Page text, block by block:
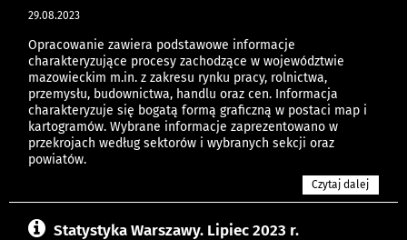
29.08.2023
Opracowanie zawiera podstawowe informacje
charakteryzujące procesy zachodzące w województwie
mazowieckim m.in. z zakresu rynku pracy, rolnictwa,
przemysłu, budownictwa, handlu oraz cen. Informacja
charakteryzuje się bogatą formą graficzną w postaci map i
kartogramów. Wybrane informacje zaprezentowano w
przekrojach według sektorów i wybranych sekcji oraz
powiatów.
Czytaj dalej
Statystyka Warszawy. Lipiec 2023 r.